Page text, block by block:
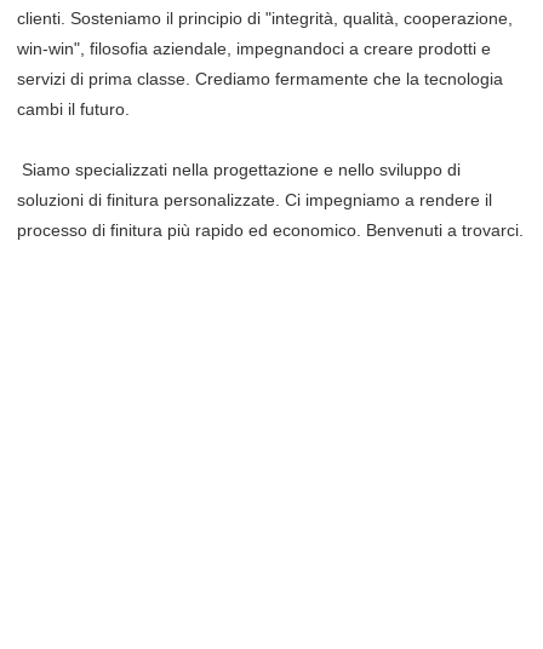
clienti. Sosteniamo il principio di "integrità, qualità, cooperazione,
win-win", filosofia aziendale, impegnandoci a creare prodotti e
servizi di prima classe. Crediamo fermamente che la tecnologia
cambi il futuro.
soluzioni di finitura personalizzate. Ci impegniamo a rendere il